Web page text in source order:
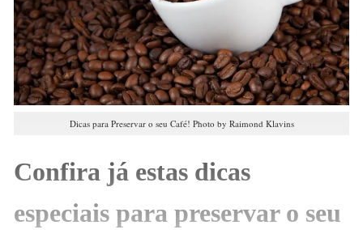
Dicas para Preservar o seu Café! Photo by Raimond Klavins
Confira já estas dicas
especiais para preservar o seu